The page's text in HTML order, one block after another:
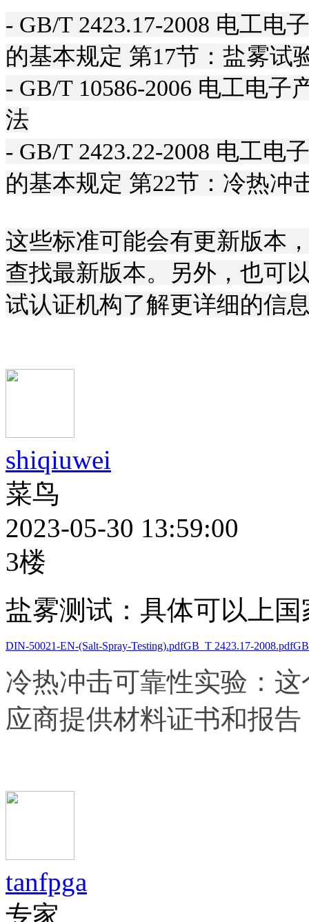
- GB/T 2423.17-2008 电工电
的基本规定 第17节：盐雾试
- GB/T 10586-2006 电工电
法
- GB/T 2423.22-2008 电工电
的基本规定 第22节：冷热冲
这些标准可能会有更新版本
查找最新版本。另外，也可
试认证机构了解更详细的信
shiqiuwei
菜鸟
2023-05-30 13:59:00
3楼
盐雾测试：具体可以上
DIN-50021-EN-(Salt-Spray-Testing).pdfGB_T 2423.17-2008.pdf
冷热冲击可靠性实验：
应商提供材料证书和报
tanfpga
专家